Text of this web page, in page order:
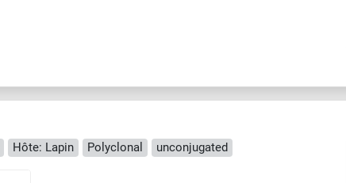
Hôte: Lapin Polyclonal unconjugated